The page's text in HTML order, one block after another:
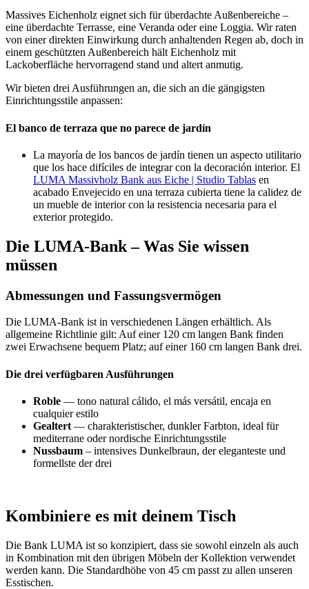
Massives Eichenholz eignet sich für überdachte Außenbereiche –
eine überdachte Terrasse, eine Veranda oder eine Loggia. Wir raten
von einer direkten Einwirkung durch anhaltenden Regen ab, doch in
einem geschützten Außenbereich hält Eichenholz mit
Lackoberfläche hervorragend stand und altert anmutig.
Wir bieten drei Ausführungen an, die sich an die gängigsten
Einrichtungsstile anpassen:
El banco de terraza que no parece de jardín
La mayoría de los bancos de jardín tienen un aspecto utilitario
que los hace difíciles de integrar con la decoración interior. El
LUMA Massivholz Bank aus Eiche | Studio Tablas en
acabado Envejecido en una terraza cubierta tiene la calidez de
un mueble de interior con la resistencia necesaria para el
exterior protegido.
Die LUMA-Bank – Was Sie wissen
müssen
Abmessungen und Fassungsvermögen
Die LUMA-Bank ist in verschiedenen Längen erhältlich. Als
allgemeine Richtlinie gilt: Auf einer 120 cm langen Bank finden
zwei Erwachsene bequem Platz; auf einer 160 cm langen Bank drei.
Die drei verfügbaren Ausführungen
Roble — tono natural cálido, el más versátil, encaja en
cualquier estilo
Gealtert — charakteristischer, dunkler Farbton, ideal für
mediterrane oder nordische Einrichtungsstile
Nussbaum – intensives Dunkelbraun, der eleganteste und
formellste der drei
Kombiniere es mit deinem Tisch
Die Bank LUMA ist so konzipiert, dass sie sowohl einzeln als auch
in Kombination mit den übrigen Möbeln der Kollektion verwendet
werden kann. Die Standardhöhe von 45 cm passt zu allen unseren
Esstischen.